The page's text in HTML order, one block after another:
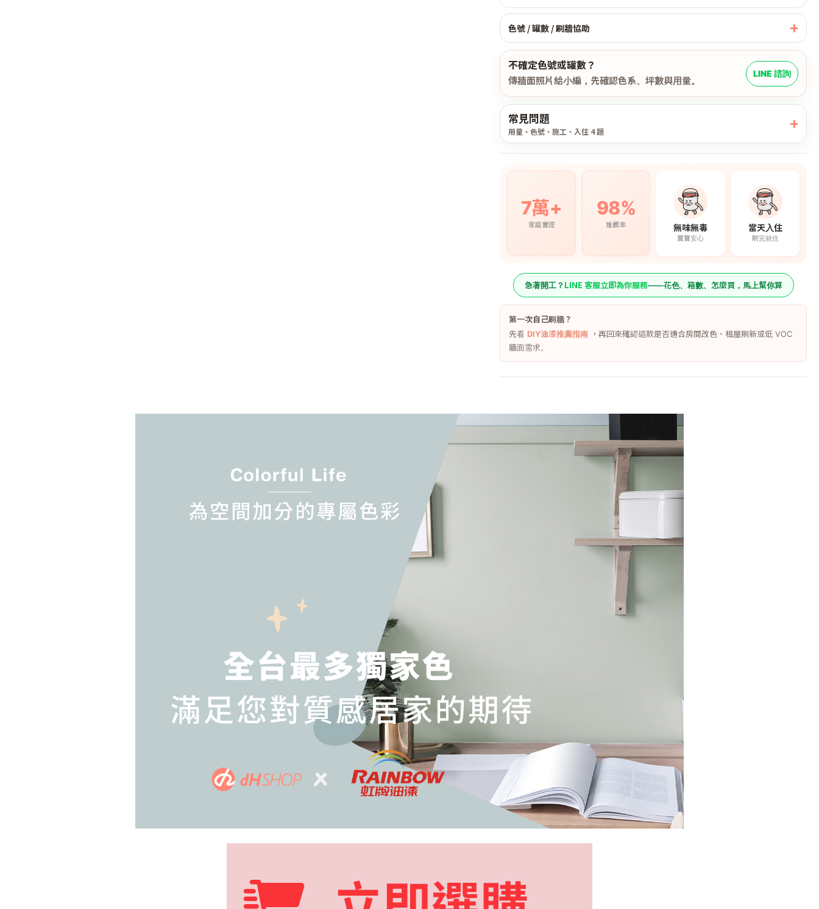
色號 / 罐數 / 刷牆協助
不確定色號或罐數？
傳牆面照片給小編，先確認色系、坪數與用量。
LINE 諮詢
常見問題
用量、色號、施工、入住 4 題
7萬+
家庭實證
98%
推薦率 無味無毒
寶寶安心
當天入住
刷完就住
急著開工？ LINE 客服立即為你服務——花色、箱數、怎麼買，馬上幫你算
第一次自己刷牆？
先看DIY油漆推薦指南 ，再回來確認這款是否適合房間改色、租屋刷新或低 VOC
牆面需求。
1350